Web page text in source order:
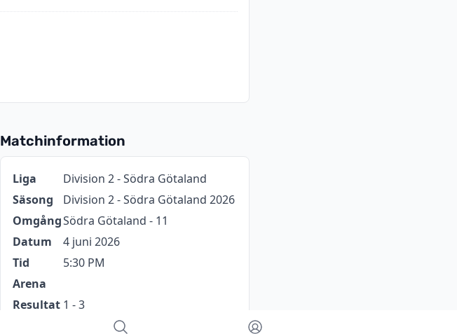
Matchinformation
InformationVärde
Liga
Division 2 - Södra Götaland
Säsong
Division 2 - Södra Götaland 2026
OmgångSödra Götaland - 11
Datum
4 juni 2026
Tid
5:30 PM
Arena
Resultat 1 - 3